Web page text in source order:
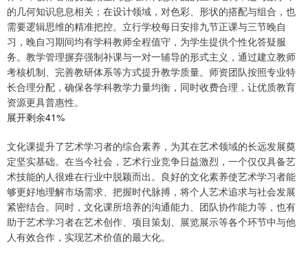
的几何知识息息相关；在设计领域，对色彩、形状的搭配与组合，也
需要逻辑思维的精准把控。立行学校每日安排九节正课与三节晚自
习，晚自习期间均有学科教师全程值守，为学生提供个性化答疑服
务。教学管理摒弃强制补课与一对一辅导的形式主义，通过建立教师
考核机制、完善教研体系等方式提升教学质量。师资团队按照专业特
长合理分配，确保各学科教学力量均衡，同时收费合理，让优质教育
资源更具普惠性。
展开剩余41%
文化课提升了艺术学习者的综合素养，为其在艺术领域的长远发展奠
定坚实基础。在当今社会，艺术行业竞争日益激烈，一个仅仅具备艺
术技能的人很难在行业中脱颖而出。良好的文化素养使艺术学习者能
够更好地理解市场需求、把握时代脉搏，将个人艺术追求与社会发展
紧密结合。同时，文化课所培养的沟通能力、团队协作能力等，也有
助于艺术学习者在艺术创作、项目策划、展览展示等各个环节中与他
人有效合作，实现艺术价值的最大化。